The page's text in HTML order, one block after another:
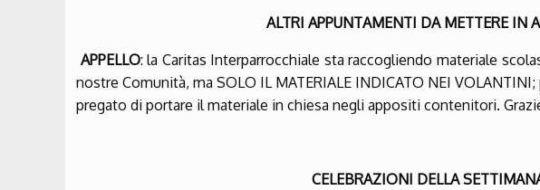
ALTRI APPUNTAMENTI DA METTERE IN
APPELLO: la Caritas Interparrocchiale sta raccogliendo materiale
nostre Comunità, ma SOLO IL MATERIALE INDICATO NEI
pregato di portare il materiale in chiesa negli appositi contenitori.
CELEBRAZIONI DELLA